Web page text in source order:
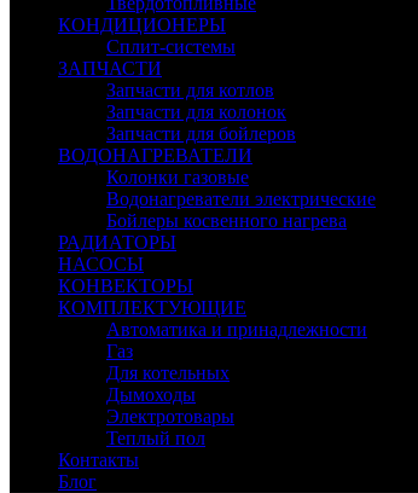
КОНДИЦИОНЕРЫ
Сплит-системы
ЗАПЧАСТИ
Запчасти для котлов
Запчасти для колонок
Запчасти для бойлеров
ВОДОНАГРЕВАТЕЛИ
Колонки газовые
Водонагреватели электрические
Бойлеры косвенного нагрева
РАДИАТОРЫ
НАСОСЫ
КОНВЕКТОРЫ
КОМПЛЕКТУЮЩИЕ
Автоматика и принадлежности
Газ
Для котельных
Дымоходы
Электротовары
Теплый пол
Контакты
Блог